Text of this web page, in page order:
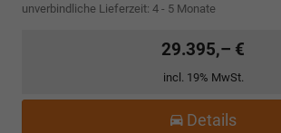
unverbindliche Lieferzeit: 4 - 5 Monate
29.395,– €
incl. 19% MwSt.
Details